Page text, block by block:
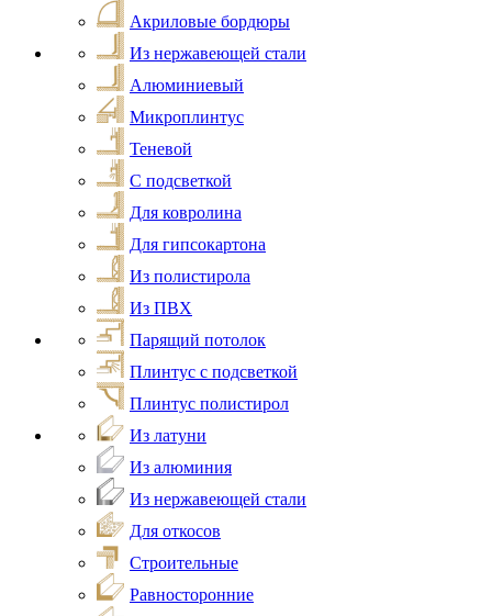
Акриловые бордюры
Из нержавеющей стали
Алюминиевый
Микроплинтус
Теневой
С подсветкой
Для ковролина
Для гипсокартона
Из полистирола
Из ПВХ
Парящий потолок
Плинтус с подсветкой
Плинтус полистирол
Из латуни
Из алюминия
Из нержавеющей стали
Для откосов
Строительные
Равносторонние